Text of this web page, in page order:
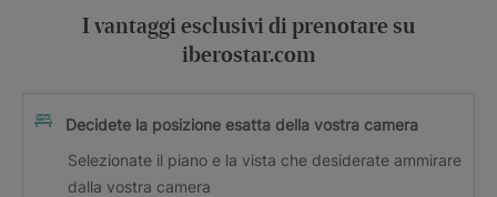
I vantaggi esclusivi di prenotare su
iberostar.com
Decidete la posizione esatta della vostra camera
Selezionate il piano e la vista che desiderate ammirare
dalla vostra camera